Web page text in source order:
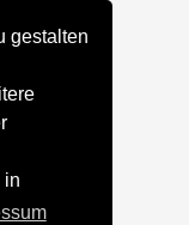
gestalten
in